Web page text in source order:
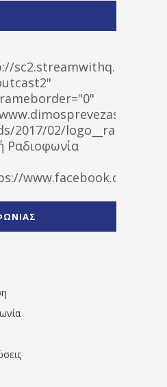
wp-
2017/02/
Ραδιοφωνία
www.facebook.com/
" artist="" ]